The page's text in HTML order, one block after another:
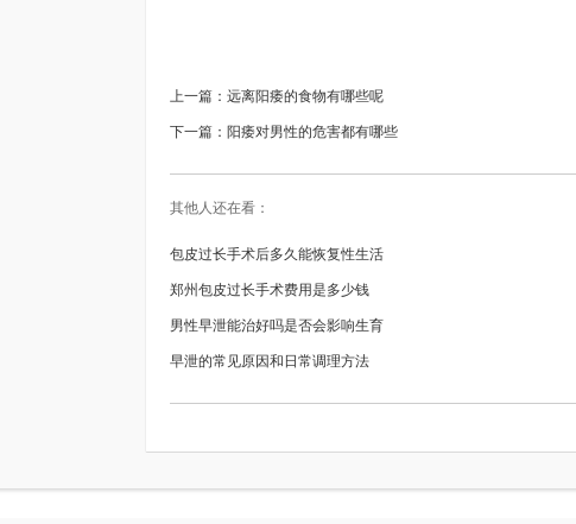
上一篇： 远离阳痿的食物有哪些呢
下一篇： 阳痿对男性的危害都有哪些
其他人还在看：
包皮过长手术后多久能恢复性生活
郑州包皮过长手术费用是多少钱
男性早泄能治好吗是否会影响生育
早泄的常见原因和日常调理方法